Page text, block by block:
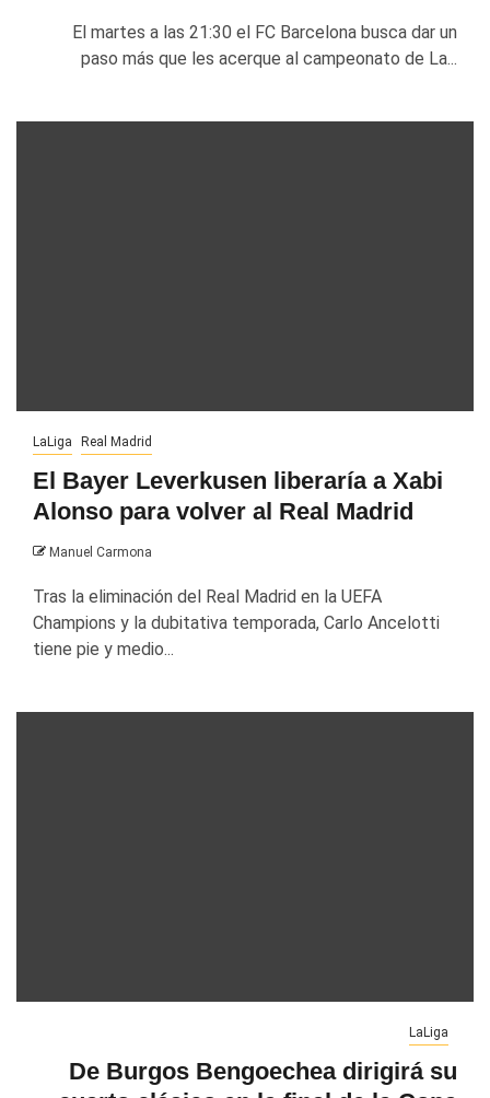
El martes a las 21:30 el FC Barcelona busca dar un
paso más que les acerque al campeonato de La...
LaLiga Real Madrid
El Bayer Leverkusen liberaría a Xabi
Alonso para volver al Real Madrid
Manuel Carmona
Tras la eliminación del Real Madrid en la UEFA
Champions y la dubitativa temporada, Carlo Ancelotti
tiene pie y medio...
LaLiga
De Burgos Bengoechea dirigirá su